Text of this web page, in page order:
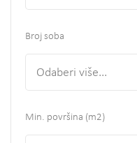
Broj soba
Odaberi više...
Min. površina (m2)